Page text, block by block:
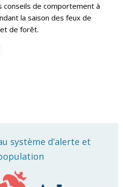
conseils de comportement à
la saison des feux de
de forêt.
système d’alerte et